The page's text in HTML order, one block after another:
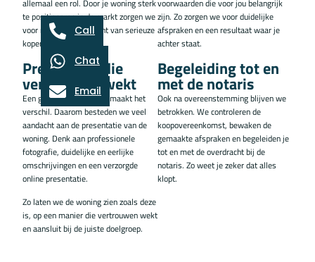
voorwaarden die voor jou belangrijk
zijn. Zo zorgen we voor duidelijke
afspraken en een resultaat waar je
achter staat.
Begeleiding tot en
met de notaris
Ook na overeenstemming blijven we
betrokken. We controleren de
koopovereenkomst, bewaken de
gemaakte afspraken en begeleiden je
tot en met de overdracht bij de
notaris. Zo weet je zeker dat alles
klopt.
allemaal een rol. Door je woning sterk
te positioneren in de markt zorgen we
voor maximale aandacht van serieuze
kopers.
Presentatie die
vertrouwen wekt
Een goede eerste indruk maakt het
verschil. Daarom besteden we veel
aandacht aan de presentatie van de
woning. Denk aan professionele
fotografie, duidelijke en eerlijke
omschrijvingen en een verzorgde
online presentatie.
Zo laten we de woning zien zoals deze
is, op een manier die vertrouwen wekt
en aansluit bij de juiste doelgroep.
Call
Chat
Email